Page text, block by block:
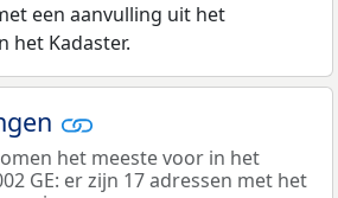
een aanvulling uit het
het Kadaster.
het meeste voor in het
GE: er zijn 17 adressen met het